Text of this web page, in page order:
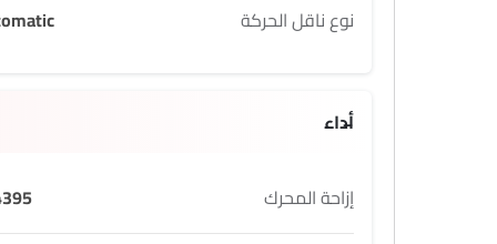
نوع ناقل الحركة
أداء
إزاحة المحرك cc